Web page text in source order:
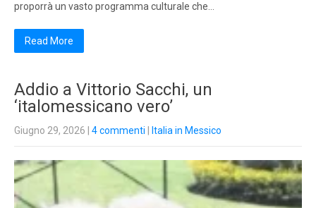
proporrà un vasto programma culturale che…
Read More
Addio a Vittorio Sacchi, un
‘italomessicano vero’
Giugno 29, 2026 4 commenti Italia in Messico